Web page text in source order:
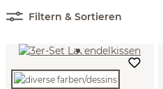
Filtern & Sortieren